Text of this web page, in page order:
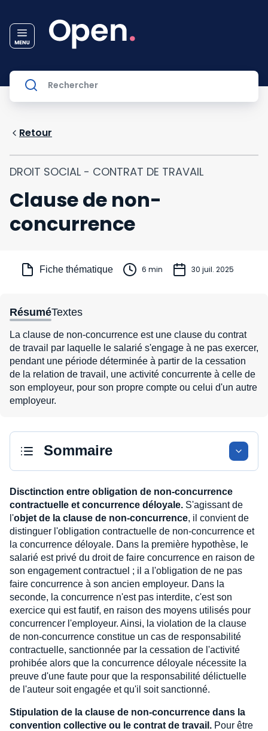
Retour
DROIT SOCIAL - CONTRAT DE TRAVAIL
Clause de non-
concurrence
Fiche thématique 6 min 30 juil. 2025
RésuméTextes
La clause de non-concurrence est une clause du contrat
de travail par laquelle le salarié s'engage à ne pas exercer,
pendant une période déterminée à partir de la cessation
de la relation de travail, une activité concurrente à celle de
son employeur, pour son propre compte ou celui d'un autre
employeur.
Sommaire
Disctinction entre obligation de non-concurrence
contractuelle et concurrence déloyale. S'agissant de
l'objet de la clause de non-concurrence, il convient de
distinguer l'obligation contractuelle de non-concurrence et
la concurrence déloyale. Dans la première hypothèse, le
salarié est privé du droit de faire concurrence en raison de
son engagement contractuel ; il a l'obligation de ne pas
faire concurrence à son ancien employeur. Dans la
seconde, la concurrence n'est pas interdite, c'est son
exercice qui est fautif, en raison des moyens utilisés pour
concurrencer l'employeur. Ainsi, la violation de la clause
de non-concurrence constitue un cas de responsabilité
contractuelle, sanctionnée par la cessation de l'activité
prohibée alors que la concurrence déloyale nécessite la
preuve d'une faute pour que la responsabilité délictuelle
de l'auteur soit engagée et qu'il soit sanctionné.
Stipulation de la clause de non-concurrence dans la
convention collective ou le contrat de travail. Pour être